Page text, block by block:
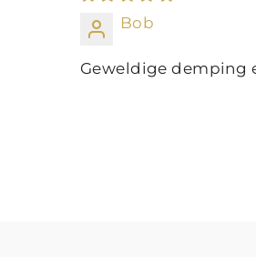
Bob
Geweldige demping